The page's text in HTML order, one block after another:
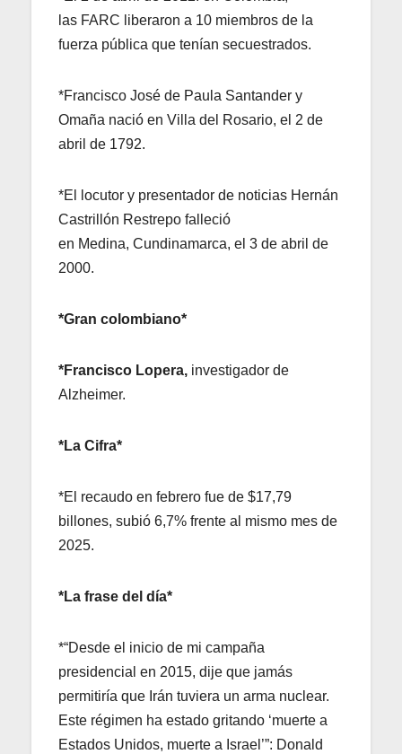
las FARC liberaron a 10 miembros de la
fuerza pública que tenían secuestrados.
*Francisco José de Paula Santander y
Omaña nació en Villa del Rosario, el 2 de
abril de 1792.
*El locutor y presentador de noticias Hernán
Castrillón Restrepo falleció
en Medina, Cundinamarca, el 3 de abril de
2000.
*Gran colombiano*
*Francisco Lopera, investigador de
Alzheimer.
*La Cifra*
*El recaudo en febrero fue de $17,79
billones, subió 6,7% frente al mismo mes de
2025.
*La frase del día*
*“Desde el inicio de mi campaña
presidencial en 2015, dije que jamás
permitiría que Irán tuviera un arma nuclear.
Este régimen ha estado gritando ‘muerte a
Estados Unidos, muerte a Israel’”: Donald